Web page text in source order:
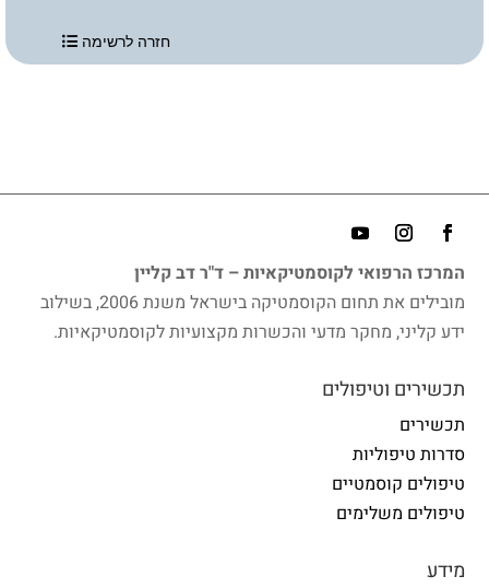
חזרה לרשימה
המרכז הרפואי לקוסמטיקאיות – ד"ר דב קליין
מובילים את תחום הקוסמטיקה בישראל משנת 2006, בשילוב
ידע קליני, מחקר מדעי והכשרות מקצועיות לקוסמטיקאיות.
תכשירים וטיפולים
תכשירים
סדרות טיפוליות
טיפולים קוסמטיים
טיפולים משלימים
מידע